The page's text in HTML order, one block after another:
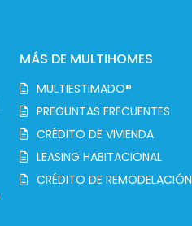
MÁS DE MULTIHOMES
MULTIESTIMADO®
PREGUNTAS FRECUENTES
CRÉDITO DE VIVIENDA
LEASING HABITACIONAL
CRÉDITO DE REMODELACIÓN